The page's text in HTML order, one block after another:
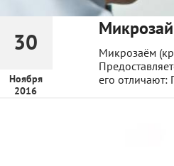
30
Ноября
2016
Микрозаём
его отличают: